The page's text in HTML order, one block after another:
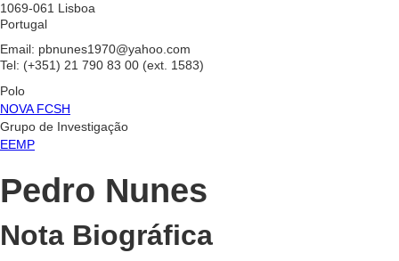
1069-061 Lisboa
Portugal
Email: pbnunes1970@yahoo.com
Tel: (+351) 21 790 83 00 (ext. 1583)
Polo
NOVA FCSH
Grupo de Investigação
EEMP
Pedro Nunes
Nota Biográfica